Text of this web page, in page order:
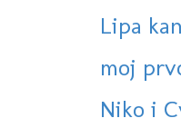
Lipa
moj
Niko i